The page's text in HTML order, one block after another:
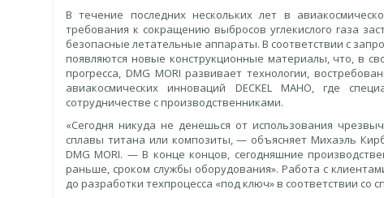
В течение последних нескольких лет в
требования к сокращению выбросов углекислого газа
безопасные летательные аппараты. В соответствии с
появляются новые конструкционные материалы, что, в
прогресса, DMG MORI развивает технологии,
авиакосмических инноваций DECKEL MAHO, где
сотрудничестве с производственниками.
«Сегодня никуда не денешься от использования
сплавы титана или композиты, — объясняет Михаэль
DMG MORI. — В конце концов, сегодняшние
раньше, сроком службы оборудования». Работа с
до разработки техпроцесса «под ключ» в соответствии со